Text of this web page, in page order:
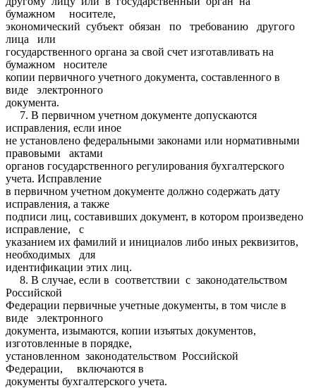
бумажном носителе,
экономический субъект обязан по требованию другого
лица или
государственного органа за свой счет изготавливать на
бумажном носителе
копии первичного учетного документа, составленного в
виде электронного
документа.
7. В первичном учетном документе допускаются
исправления, если иное
не установлено федеральными законами или нормативными
правовыми актами
органов государственного регулирования бухгалтерского
учета. Исправление
в первичном учетном документе должно содержать дату
исправления, а также
подписи лиц, составивших документ, в котором произведено
исправление, с
указанием их фамилий и инициалов либо иных реквизитов,
необходимых для
идентификации этих лиц.
8. В случае, если в соответствии с законодательством
Российской
Федерации первичные учетные документы, в том числе в
виде электронного
документа, изымаются, копии изъятых документов,
изготовленные в порядке,
установленном законодательством Российской
Федерации, включаются в
документы бухгалтерского учета.